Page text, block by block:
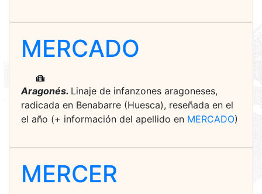
MERCADO
Aragonés. Linaje de infanzones aragoneses,
radicada en Benabarre (Huesca), reseñada en el
el año (+ información del apellido en MERCADO)
MERCER